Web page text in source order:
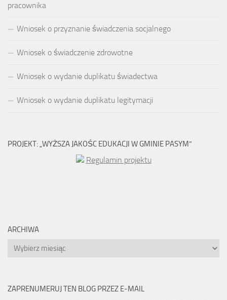
pracownika
Wniosek o przyznanie świadczenia socjalnego
Wniosek o świadczenie zdrowotne
Wniosek o wydanie duplikatu świadectwa
Wniosek o wydanie duplikatu legitymacji
PROJEKT: „WYŻSZA JAKOŚC EDUKACJI W GMINIE PASYM”
Regulamin projektu
ARCHIWA
Archiwa
ZAPRENUMERUJ TEN BLOG PRZEZ E-MAIL